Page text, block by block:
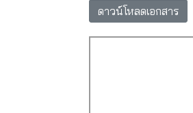
ดาวน์โหลดเอกสาร